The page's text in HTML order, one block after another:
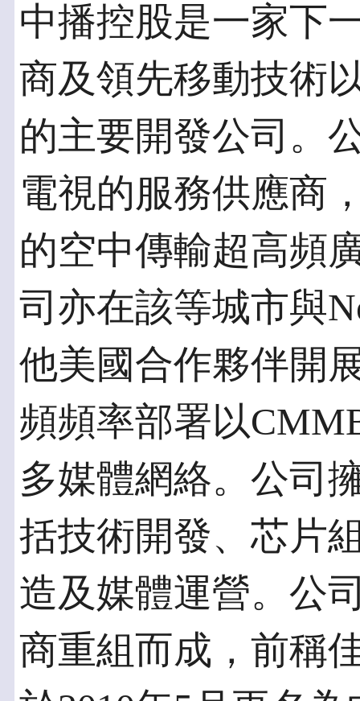
中播控股是一家下
商及領先移動技術
的主要開發公司。
電視的服務供應商
的空中傳輸超高頻
司亦在該等城市與
他美國合作夥伴開
頻頻率部署以
多媒體網絡。公司
括技術開發、芯片
造及媒體運營。公
商重組而成，前稱